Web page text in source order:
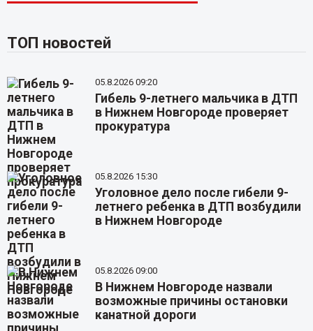
ТОП новостей
05.8.2026 09:20
Гибель 9-летнего мальчика в ДТП
в Нижнем Новгороде проверяет
прокуратура
05.8.2026 15:30
Уголовное дело после гибели 9-
летнего ребенка в ДТП возбудили
в Нижнем Новгороде
05.8.2026 09:00
В Нижнем Новгороде назвали
возможные причины остановки
канатной дороги